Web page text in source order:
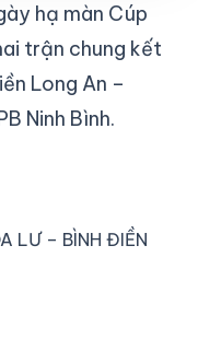
hạ màn Cúp
trận chung kết
Long An –
Ninh Bình.
LƯ – BÌNH ĐIỀN